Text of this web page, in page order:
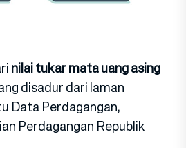
nilai tukar mata uang asing
disadur dari laman
Data Perdagangan,
Perdagangan Republik